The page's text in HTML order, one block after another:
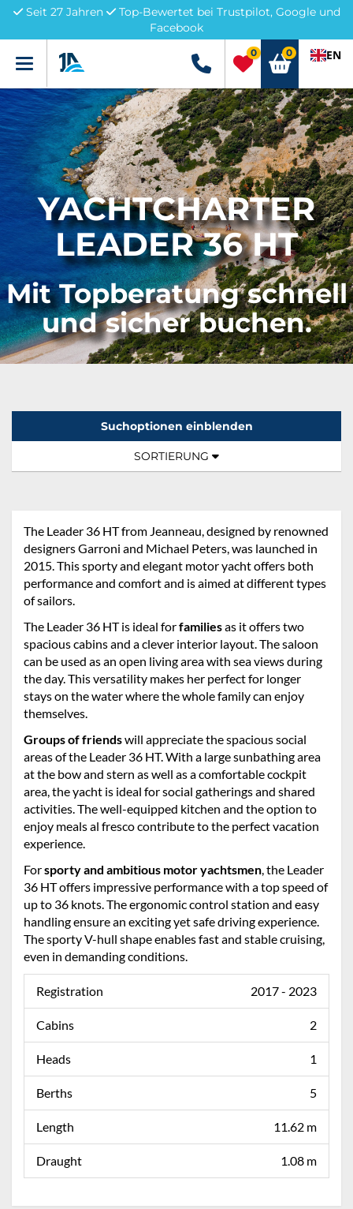
Seit 27 Jahren
Top-Bewertet bei Trustpilot, Google und
Facebook
Menü +49 5741 3222690
0 0 EN
YACHTCHARTER
LEADER 36 HT
Mit Topberatung schnell
und sicher buchen.
Suchoptionen einblenden
TOGGLE NAVIGATION
SORTIERUNG
The Leader 36 HT from Jeanneau, designed by renowned
designers Garroni and Michael Peters, was launched in
2015. This sporty and elegant motor yacht offers both
performance and comfort and is aimed at different types
of sailors.
The Leader 36 HT is ideal forfamiliesas it offers two
spacious cabins and a clever interior layout. The saloon
can be used as an open living area with sea views during
the day. This versatility makes her perfect for longer
stays on the water where the whole family can enjoy
themselves.
Groups of friendswill appreciate the spacious social
areas of the Leader 36 HT. With a large sunbathing area
at the bow and stern as well as a comfortable cockpit
area, the yacht is ideal for social gatherings and shared
activities. The well-equipped kitchen and the option to
enjoy meals al fresco contribute to the perfect vacation
experience.
Forsporty and ambitious motor yachtsmen, the Leader
36 HT offers impressive performance with a top speed of
up to 36 knots. The ergonomic control station and easy
handling ensure an exciting yet safe driving experience.
The sporty V-hull shape enables fast and stable cruising,
even in demanding conditions.
Registration 2017 - 2023
Cabins 2
Heads 1
Berths 5
Length 11.62 m
Draught 1.08 m